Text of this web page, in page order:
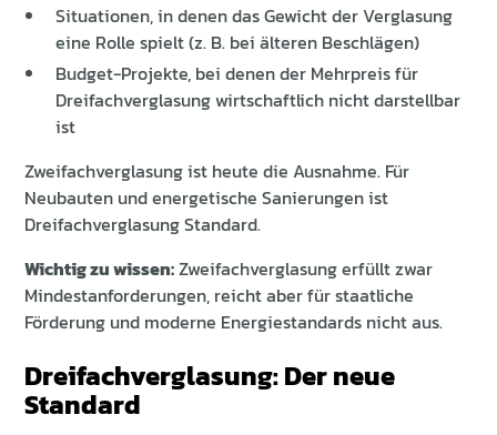
Situationen, in denen das Gewicht der Verglasung
eine Rolle spielt (z. B. bei älteren Beschlägen)
Budget-Projekte, bei denen der Mehrpreis für
Dreifachverglasung wirtschaftlich nicht darstellbar
ist
Zweifachverglasung ist heute die Ausnahme. Für
Neubauten und energetische Sanierungen ist
Dreifachverglasung Standard.
Wichtig zu wissen:Zweifachverglasung erfüllt zwar
Mindestanforderungen, reicht aber für staatliche
Förderung und moderne Energiestandards nicht aus.
Dreifachverglasung: Der neue
Standard